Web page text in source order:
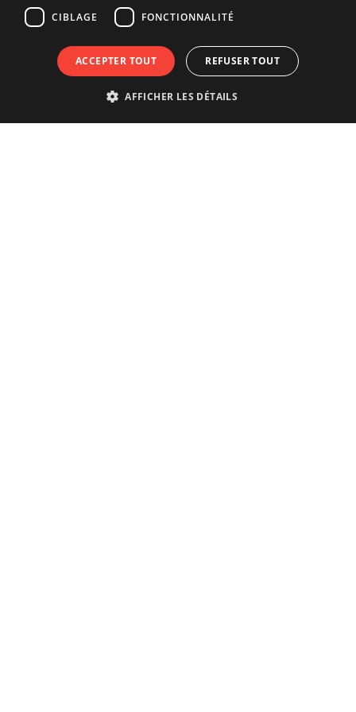
CIBLAGE FONCTIONNALITÉ
ACCEPTER TOUT REFUSER TOUT
AFFICHER LES DÉTAILS